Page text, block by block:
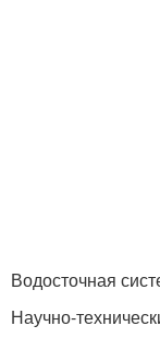
Водосточная
Научно-